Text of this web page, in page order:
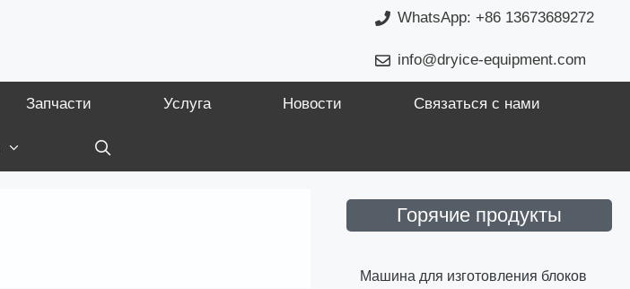
WhatsApp: +86 13673689272
info@dryice-equipment.com
Запчасти Услуга Новости Связаться с нами
Горячие продукты
Машина для изготовления блоков